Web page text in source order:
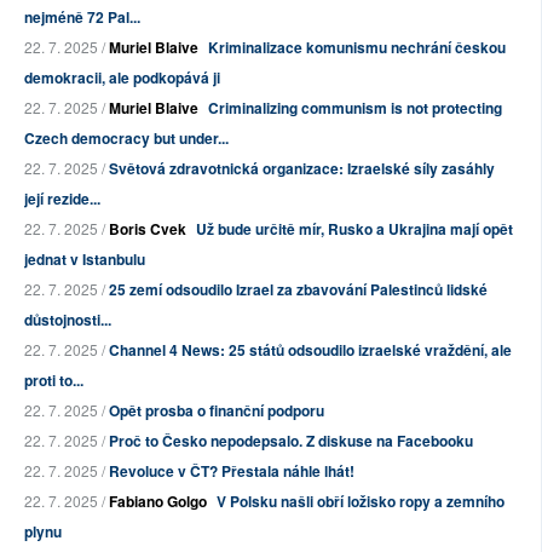
nejméně 72 Pal...
22. 7. 2025 /Muriel Blaive Kriminalizace komunismu nechrání českou
demokracii, ale podkopává ji
22. 7. 2025 /Muriel Blaive Criminalizing communism is not protecting
Czech democracy but under...
22. 7. 2025 /Světová zdravotnická organizace: Izraelské síly zasáhly
její rezide...
22. 7. 2025 /Boris Cvek Už bude určitě mír, Rusko a Ukrajina mají opět
jednat v Istanbulu
22. 7. 2025 /25 zemí odsoudilo Izrael za zbavování Palestinců lidské
důstojnosti...
22. 7. 2025 /Channel 4 News: 25 států odsoudilo izraelské vraždění, ale
proti to...
22. 7. 2025 /Opět prosba o finanční podporu
22. 7. 2025 /Proč to Česko nepodepsalo. Z diskuse na Facebooku
22. 7. 2025 /Revoluce v ČT? Přestala náhle lhát!
22. 7. 2025 /Fabiano Golgo V Polsku našli obří ložisko ropy a zemního
plynu